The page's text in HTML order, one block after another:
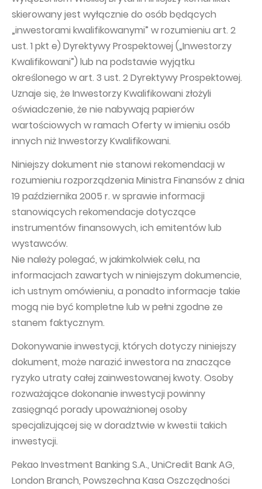
skierowany jest wyłącznie do osób będących
„inwestorami kwalifikowanymi” w rozumieniu art. 2
ust. 1 pkt e) Dyrektywy Prospektowej („Inwestorzy
Kwalifikowani”) lub na podstawie wyjątku
określonego w art. 3 ust. 2 Dyrektywy Prospektowej.
Uznaje się, że Inwestorzy Kwalifikowani złożyli
oświadczenie, że nie nabywają papierów
wartościowych w ramach Oferty w imieniu osób
innych niż Inwestorzy Kwalifikowani.
Niniejszy dokument nie stanowi rekomendacji w
rozumieniu rozporządzenia Ministra Finansów z dnia
19 października 2005 r. w sprawie informacji
stanowiących rekomendacje dotyczące
instrumentów finansowych, ich emitentów lub
wystawców.
Nie należy polegać, w jakimkolwiek celu, na
informacjach zawartych w niniejszym dokumencie,
ich ustnym omówieniu, a ponadto informacje takie
mogą nie być kompletne lub w pełni zgodne ze
stanem faktycznym.
Dokonywanie inwestycji, których dotyczy niniejszy
dokument, może narazić inwestora na znaczące
ryzyko utraty całej zainwestowanej kwoty. Osoby
rozważające dokonanie inwestycji powinny
zasięgnąć porady upoważnionej osoby
specjalizującej się w doradztwie w kwestii takich
inwestycji.
Pekao Investment Banking S.A., UniCredit Bank AG,
London Branch, Powszechna Kasa Oszczędności